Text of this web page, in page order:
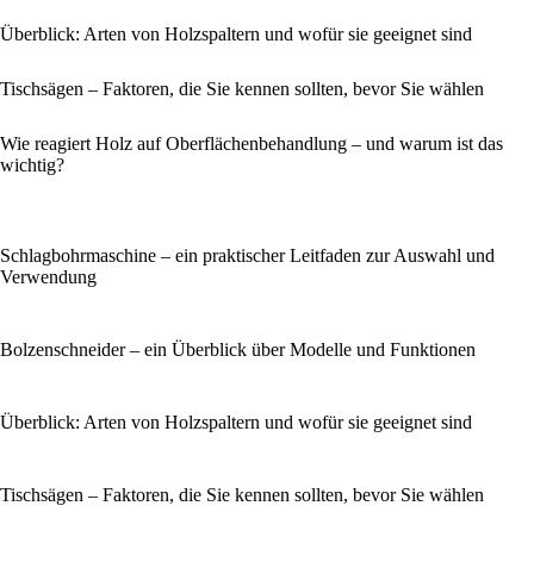
Überblick: Arten von Holzspaltern und wofür sie geeignet sind
Tischsägen – Faktoren, die Sie kennen sollten, bevor Sie wählen
Wie reagiert Holz auf Oberflächenbehandlung – und warum ist das
wichtig?
Schlagbohrmaschine – ein praktischer Leitfaden zur Auswahl und
Verwendung
Bolzenschneider – ein Überblick über Modelle und Funktionen
Überblick: Arten von Holzspaltern und wofür sie geeignet sind
Tischsägen – Faktoren, die Sie kennen sollten, bevor Sie wählen